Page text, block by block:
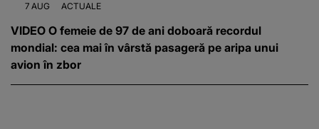
7 AUG ACTUALE
VIDEO O femeie de 97 de ani doboară recordul
mondial: cea mai în vârstă pasageră pe aripa unui
avion în zbor